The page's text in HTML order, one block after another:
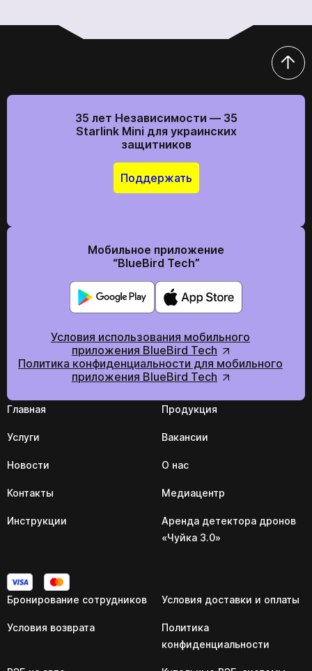
35 лет Независимости — 35
Starlink Mini для украинских
защитников
Поддержать
Мобильное приложение
“BlueBird Tech”
Условия использования мобильного
приложения BlueBird Tech
Политика конфиденциальности для мобильного
приложения BlueBird Tech
Главная Продукция
Услуги Вакансии
Новости О нас
Контакты Медиацентр
Инструкции
Аренда детектора дронов
«Чуйка 3.0»
Бронирование сотрудников Условия доставки и оплаты
Условия возврата
Политика
конфиденциальности